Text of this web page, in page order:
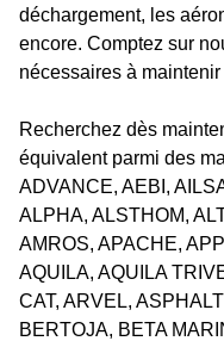
déchargement, les
encore. Comptez sur
nécessaires à
Recherchez dès
équivalent parmi des
ADVANCE, AEBI,
ALPHA, ALSTHOM,
AMROS, APACHE,
AQUILA, AQUILA
CAT, ARVEL,
BERTOJA, BETA